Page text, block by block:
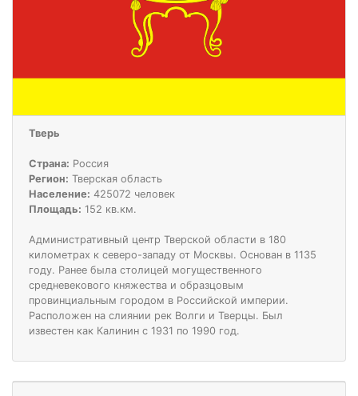
Тверь
Страна: Россия
Регион: Тверская область
Население: 425072 человек
Площадь: 152 кв.км.
Административный центр Тверской области в 180
километрах к северо-западу от Москвы. Основан в 1135
году. Ранее была столицей могущественного
средневекового княжества и образцовым
провинциальным городом в Российской империи.
Расположен на слиянии рек Волги и Тверцы. Был
известен как Калинин с 1931 по 1990 год.